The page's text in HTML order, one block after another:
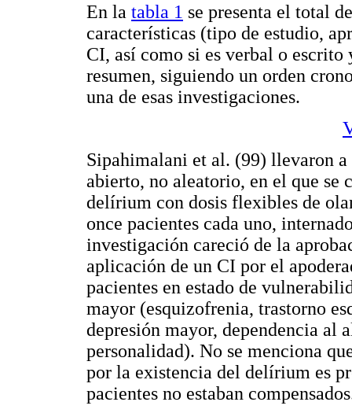
En la tabla 1 se presenta el total
características (tipo de estudio,
CI, así como si es verbal o
resumen, siguiendo un orden
una de esas investigaciones.
Sipahimalani et al. (99) llevaron
abierto, no aleatorio, en el que se
delírium con dosis flexibles de
once pacientes cada uno,
investigación careció de la
aplicación de un CI por el
pacientes en estado de
mayor (esquizofrenia, trastorno
depresión mayor, dependencia al
personalidad). No se menciona
por la existencia del delírium es
pacientes no estaban